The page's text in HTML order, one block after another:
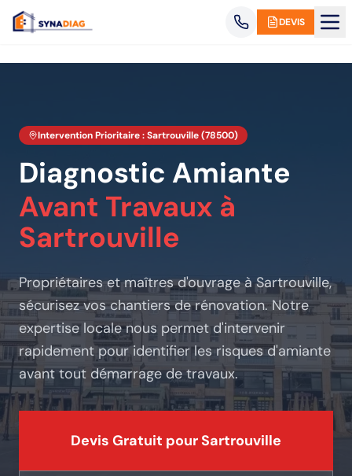
DEVIS
Intervention Prioritaire :Sartrouville(78500)
Diagnostic Amiante
Avant Travaux à
Sartrouville
Propriétaires et maîtres d'ouvrageà Sartrouville,
sécurisez vos chantiers de rénovation. Notre
expertise locale nous permet d'intervenir
rapidement pour identifier les risques d'amiante
avant tout démarrage de travaux.
Devis Gratuit pour Sartrouville
Panneau de gestion des cookies